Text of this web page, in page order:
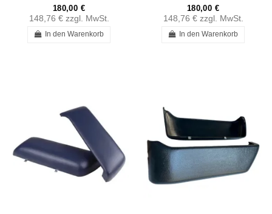
180,00 €
148,76 € zzgl. MwSt.
In den Warenkorb
180,00 €
148,76 € zzgl. MwSt.
In den Warenkorb